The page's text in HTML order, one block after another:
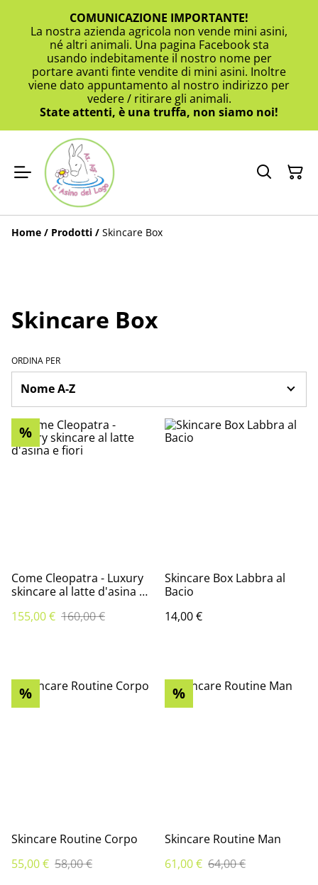
COMUNICAZIONE IMPORTANTE!
La nostra azienda agricola non vende mini asini,
né altri animali. Una pagina Facebook sta
usando indebitamente il nostro nome per
portare avanti finte vendite di mini asini. Inoltre
viene dato appuntamento al nostro indirizzo per
vedere / ritirare gli animali.
State attenti, è una truffa, non siamo noi!
Home / Prodotti / Skincare Box
Skincare Box
ORDINA PER
%
Come Cleopatra - Luxury
skincare al latte d'asina e
155,00 € 160,00 €
Skincare Box Labbra al
Bacio
14,00 €
%
Skincare Routine Corpo
55,00 € 58,00 €
%
Skincare Routine Man
61,00 € 64,00 €